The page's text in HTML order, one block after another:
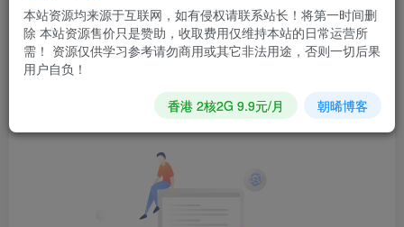
发布 0 排序
本站资源均来源于互联网，如有侵权请联系站长！将第一时间删
除 本站资源售价只是赞助，收取费用仅维持本站的日常运营所
需！ 资源仅供学习参考请勿商用或其它非法用途，否则一切后果
用户自负！
香港 2核2G 9.9元/月 朝晞博客